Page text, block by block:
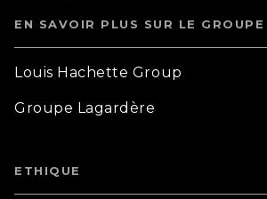
EN SAVOIR PLUS SUR LE GROUPE
Louis Hachette Group
Groupe Lagardère
ETHIQUE